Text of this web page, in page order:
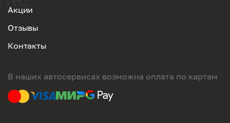
Акции
Отзывы
Контакты
В наших автосервисах возможна оплата по картам